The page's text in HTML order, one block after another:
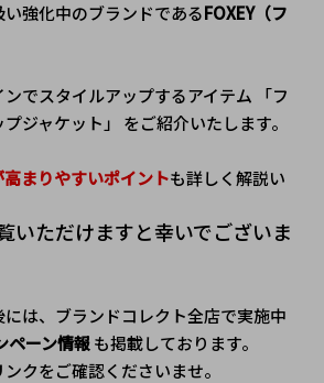
強化中のブランドであるFOXEY（フ
でスタイルアップするアイテム 「フ
ジャケット」 をご紹介いたします。
まりやすいポイントも詳しく解説い
いただけますと幸いでございま
は、ブランドコレクト全店で実施中
ペーン情報 も掲載しております。
クをご確認くださいませ。